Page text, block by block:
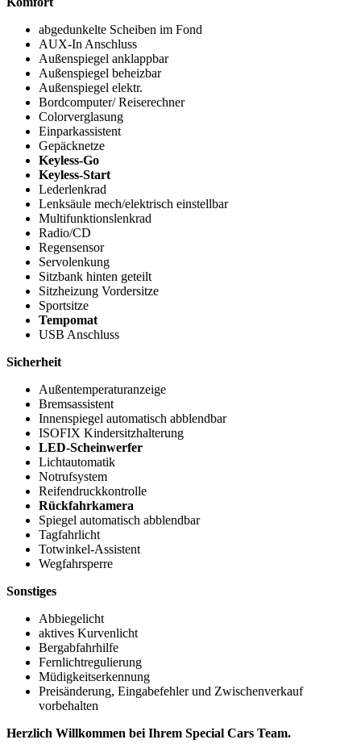
abgedunkelte Scheiben im Fond
AUX-In Anschluss
Außenspiegel anklappbar
Außenspiegel beheizbar
Außenspiegel elektr.
Bordcomputer/ Reiserechner
Colorverglasung
Einparkassistent
Gepäcknetze
Keyless-Go
Keyless-Start
Lederlenkrad
Lenksäule mech/elektrisch einstellbar
Multifunktionslenkrad
Radio/CD
Regensensor
Servolenkung
Sitzbank hinten geteilt
Sitzheizung Vordersitze
Sportsitze
Tempomat
USB Anschluss
Sicherheit
Außentemperaturanzeige
Bremsassistent
Innenspiegel automatisch abblendbar
ISOFIX Kindersitzhalterung
LED-Scheinwerfer
Lichtautomatik
Notrufsystem
Reifendruckkontrolle
Rückfahrkamera
Spiegel automatisch abblendbar
Tagfahrlicht
Totwinkel-Assistent
Wegfahrsperre
Sonstiges
Abbiegelicht
aktives Kurvenlicht
Bergabfahrhilfe
Fernlichtregulierung
Müdigkeitserkennung
Preisänderung, Eingabefehler und Zwischenverkauf
vorbehalten
Herzlich Willkommen bei Ihrem Special Cars Team.